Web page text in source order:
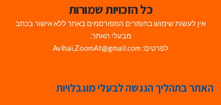
כל הזכויות שמורות
אין לעשות שימוש בחומרים המפורסמים באתר ללא אישור בכתב
מבעלי האתר.
לפרטים: Avihai.ZoomAt@gmail.com
האתר בתהליך הנגשה לבעלי מוגבלויות